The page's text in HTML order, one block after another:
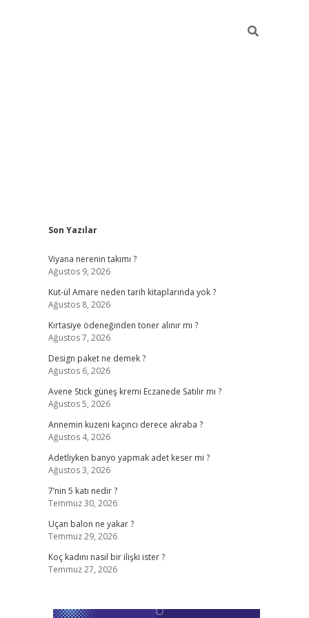
Sidebar
Son Yazılar
Viyana nerenin takımı ?
Ağustos 9, 2026
Kut-ül Amare neden tarih kitaplarında yok ?
Ağustos 8, 2026
Kırtasiye ödeneğinden toner alınır mı ?
Ağustos 7, 2026
Design paket ne demek ?
Ağustos 6, 2026
Avene Stick güneş kremi Eczanede Satılır mı ?
Ağustos 5, 2026
Annemin kuzeni kaçıncı derece akraba ?
Ağustos 4, 2026
Adetliyken banyo yapmak adet keser mi ?
Ağustos 3, 2026
7’nin 5 katı nedir ?
Temmuz 30, 2026
Uçan balon ne yakar ?
Temmuz 29, 2026
Koç kadını nasıl bir ilişki ister ?
Temmuz 27, 2026